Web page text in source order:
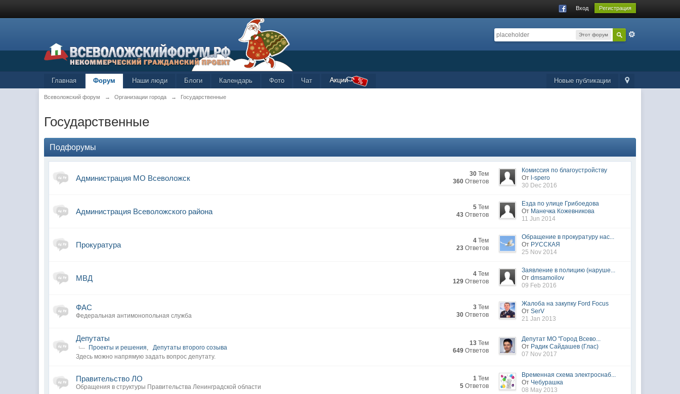
Вход Регистрация
Этот форум
Новые публикации
Главная Форум Наши люди Блоги Календарь Фото Чат
Всеволожский форум → Организации города → Государственные
Государственные
Подфорумы
Администрация МО Всеволожск 30 Тем
360 Ответов
Комиссия по благоустройству
От l-spero
30 Dec 2016
Администрация Всеволожского района 5 Тем
43 Ответов
Езда по улице Грибоедова
От Манечка Кожевникова
11 Jun 2014
Прокуратура 4 Тем
23 Ответов
Обращение в прокуратуру нас...
От РУССКАЯ
25 Nov 2014
МВД 4 Тем
129 Ответов
Заявление в полицию (наруше...
Отdmsamoilov
09 Feb 2016
ФАС
Федеральная антимонопольная служба
3 Тем
30 Ответов
Жалоба на закупку Ford Focus
ОтSerV
21 Jan 2013
Депутаты
Проекты и решения,
Депутаты второго созыва
Здесь можно напрямую задать вопрос депутату.
13 Тем
649 Ответов
Депутат МО "Город Всево...
От Радик Сайдашев (Глас)
07 Nov 2017
Правительство ЛО
Обращения в структуры Правительства Ленинградской области
1 Тем
5 Ответов
Временная схема электроснаб...
От Чебурашка
08 May 2013